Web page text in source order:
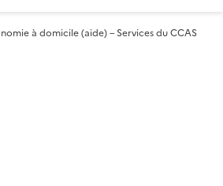
à domicile (aide) – Services du CCAS